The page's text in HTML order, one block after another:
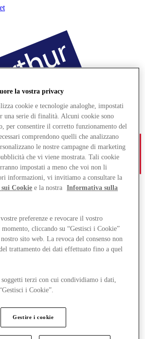
la vostra privacy
cookie e tecnologie analoghe, impostati
una serie di finalità. Alcuni cookie sono
per consentire il corretto funzionamento del
comprendono quelli che analizzano
le nostre campagne di marketing
che vi viene mostrata. Tali cookie
impostati a meno che voi non li
informazioni, vi invitiamo a consultare la
Cookie e la nostra
Informativa sulla
preferenze e revocare il vostro
momento, cliccando su “Gestisci i Cookie”
sito web. La revoca del consenso non
trattamento dei dati effettuato fino a quel
terzi con cui condividiamo i dati,
i Cookie”.
Gestire i cookie